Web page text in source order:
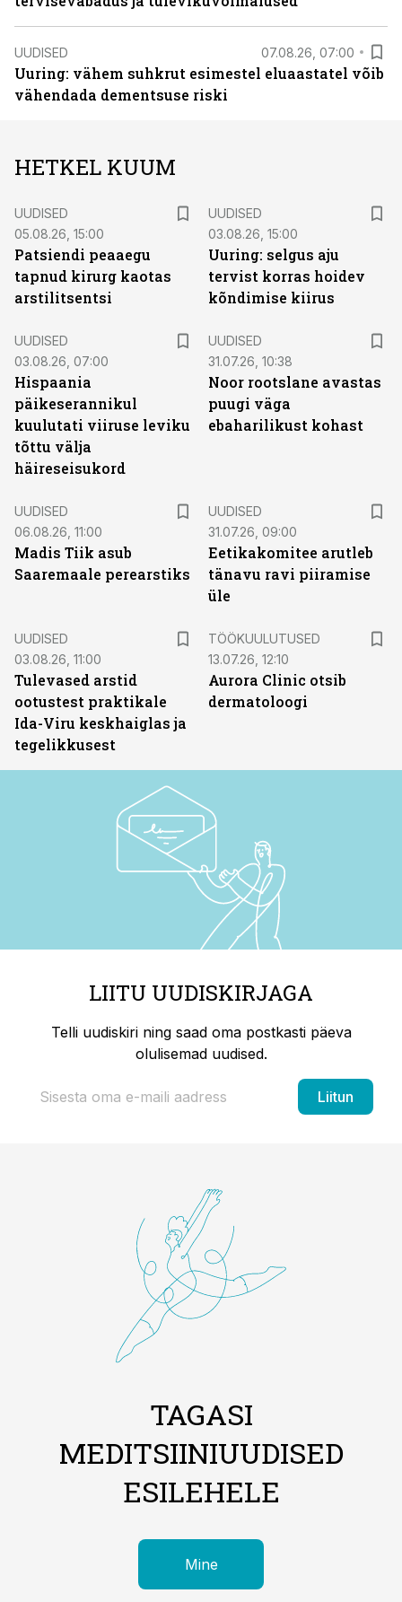
UUDISED 07.08.26, 07:00
Uuring: vähem suhkrut esimestel eluaastatel võib
vähendada dementsuse riski
HETKEL KUUM
UUDISED
05.08.26, 15:00
Patsiendi peaaegu
tapnud kirurg kaotas
arstilitsentsi
UUDISED
03.08.26, 15:00
Uuring: selgus aju
tervist korras hoidev
kõndimise kiirus
UUDISED
03.08.26, 07:00
Hispaania
päikeserannikul
kuulutati viiruse leviku
tõttu välja
häireseisukord
UUDISED
31.07.26, 10:38
Noor rootslane avastas
puugi väga
ebaharilikust kohast
UUDISED
06.08.26, 11:00
Madis Tiik asub
Saaremaale perearstiks
UUDISED
31.07.26, 09:00
Eetikakomitee arutleb
tänavu ravi piiramise
üle
UUDISED
03.08.26, 11:00
Tulevased arstid
ootustest praktikale
Ida-Viru keskhaiglas ja
tegelikkusest
TÖÖKUULUTUSED
13.07.26, 12:10
Aurora Clinic otsib
dermatoloogi
LIITU UUDISKIRJAGA
Telli uudiskiri ning saad oma postkasti päeva
olulisemad uudised.
Liitun
TAGASI
MEDITSIINIUUDISED
ESILEHELE
Mine